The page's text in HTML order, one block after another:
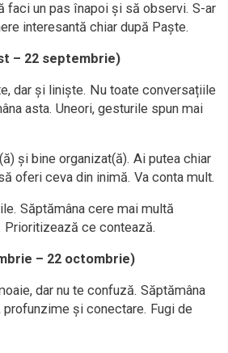
faci un pas înapoi și să observi. S-ar
interesantă chiar după Paște.
– 22 septembrie)
dar și liniște. Nu toate conversațiile
asta. Uneori, gesturile spun mai
și bine organizat(ă). Ai putea chiar
oferi ceva din inimă. Va conta mult.
Săptămâna cere mai multă
Prioritizează ce contează.
– 22 octombrie)
dar nu te confuză. Săptămâna
și conectare. Fugi de